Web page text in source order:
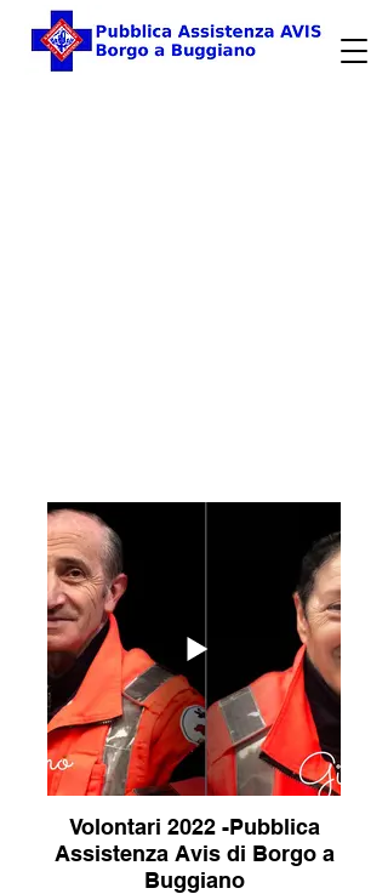
Volontari 2022 -Pubblica
Assistenza Avis di Borgo a
Buggiano